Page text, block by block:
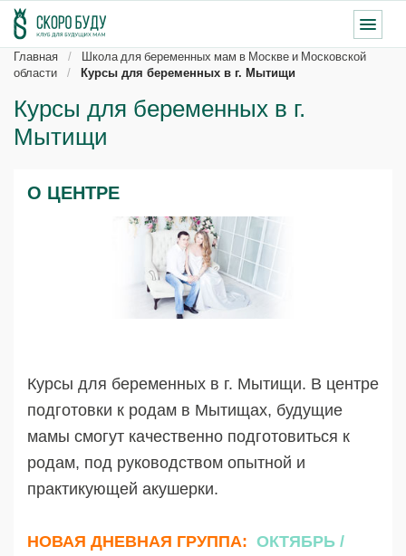
Главная
Школа для беременных мам в Москве и Московской
области
Курсы для беременных в г. Мытищи
Курсы для беременных в г.
Мытищи
О ЦЕНТРЕ
Курсы для беременных в г. Мытищи. В центре
подготовки к родам в Мытищах, будущие
мамы смогут качественно подготовиться к
родам, под руководством опытной и
практикующей акушерки.
НОВАЯ ДНЕВНАЯ ГРУППА: ОКТЯБРЬ /